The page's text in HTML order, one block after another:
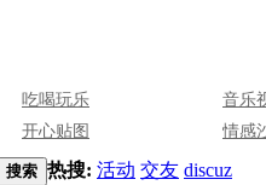
吃喝玩乐
开心贴图
音乐
情感
搜索 热搜: 活动 交友 discuz